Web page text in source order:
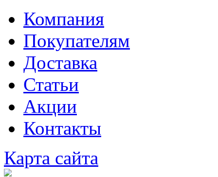
Компания
Покупателям
Доставка
Статьи
Акции
Контакты
Карта сайта